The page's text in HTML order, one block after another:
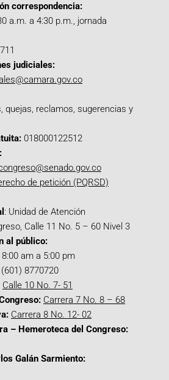
correspondencia:
a.m. a 4:30 p.m., jornada
judiciales:
quejas, reclamos, sugerencias y
018000122512
de petición (PQRSD)
: Unidad de Atención
Calle 11 No. 5 – 60 Nivel 3
al público:
am a 5:00 pm
8770720
Calle 10 No. 7- 51
Carrera 7 No. 8 – 68
Carrera 8 No. 12- 02
– Hemeroteca del Congreso:
Galán Sarmiento: